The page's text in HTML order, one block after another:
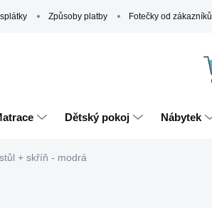
Způsoby platby Fotečky od zákazníků
Dětský pokoj Nábytek
+ skříň - modrá